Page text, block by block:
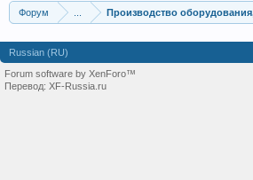
Форум Производство
Russian (RU)
Forum software by XenForo™
Перевод: XF-Russia.ru